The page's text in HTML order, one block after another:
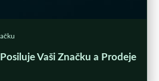
Vaši Značku a Prodeje